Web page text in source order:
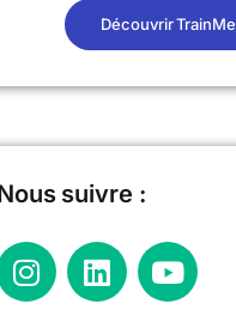
Découvrir TrainMe
suivre :​